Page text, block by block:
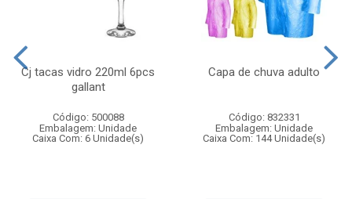
Cj tacas vidro 220ml 6pcs
gallant
Código: 500088
Embalagem: Unidade
Caixa Com: 6 Unidade(s)
Capa de chuva adulto
Código: 832331
Embalagem: Unidade
Caixa Com: 144 Unidade(s)